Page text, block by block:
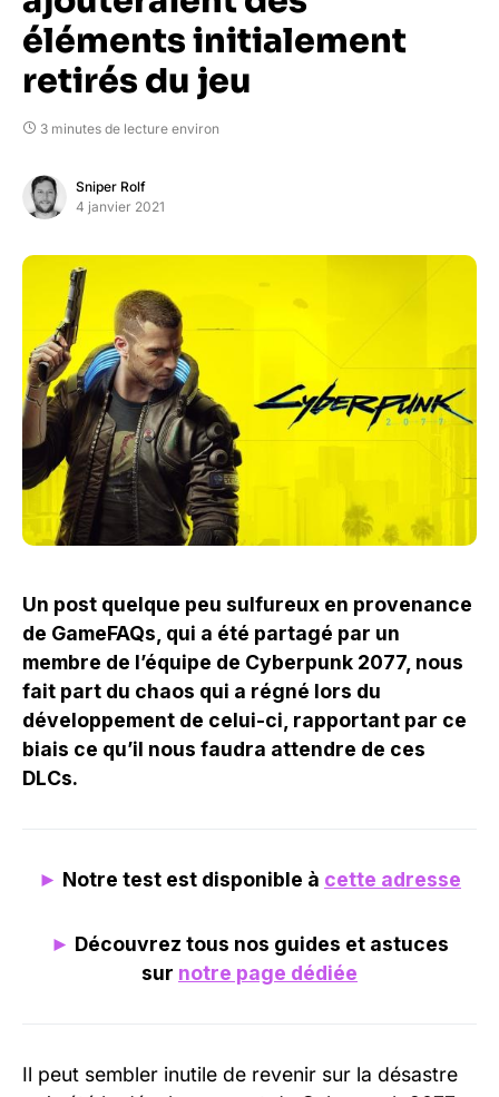
éléments initialement
retirés du jeu
3 minutes de lecture environ
Sniper Rolf
4 janvier 2021
Un post quelque peu sulfureux en provenance
de GameFAQs, qui a été partagé par un
membre de l’équipe de Cyberpunk 2077, nous
fait part du chaos qui a régné lors du
développement de celui-ci, rapportant par ce
biais ce qu’il nous faudra attendre de ces
DLCs.
► Notre test est disponible à cette adresse
► Découvrez tous nos guides et astuces
sur notre page dédiée
Il peut sembler inutile de revenir sur la désastre